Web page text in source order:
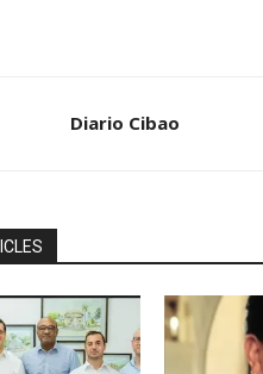
Diario Cibao